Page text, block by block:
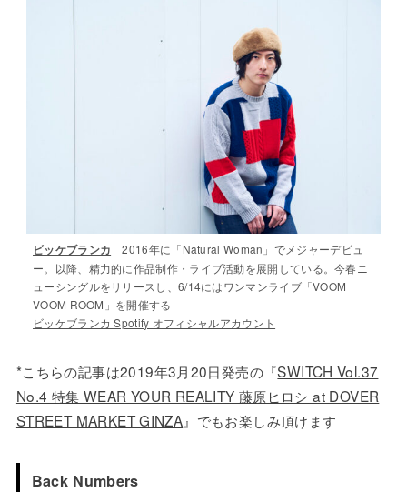
ビッケブランカ 2016年に「Natural Woman」でメジャーデビュ
ー。以降、精力的に作品制作・ライブ活動を展開している。今春ニ
ューシングルをリリースし、6/14にはワンマンライブ「VOOM
VOOM ROOM」を開催する
ビッケブランカ Spotify オフィシャルアカウント
*こちらの記事は2019年3月20日発売の『SWITCH Vol.37
No.4 特集 WEAR YOUR REALITY 藤原ヒロシ at DOVER
STREET MARKET GINZA』でもお楽しみ頂けます
Back Numbers